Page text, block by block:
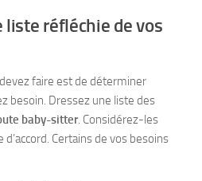
liste réfléchie de vos
faire est de déterminer
besoin. Dressez une liste des
baby-sitter. Considérez-les
Certains de vos besoins